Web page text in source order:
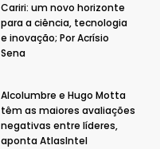
Cariri: um novo horizonte
para a ciência, tecnologia
e inovação; Por Acrísio
Sena
Alcolumbre e Hugo Motta
têm as maiores avaliações
negativas entre líderes,
aponta AtlasIntel